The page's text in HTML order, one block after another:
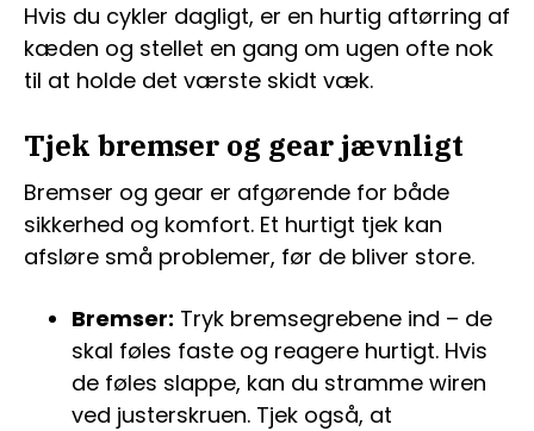
Hvis du cykler dagligt, er en hurtig aftørring af
kæden og stellet en gang om ugen ofte nok
til at holde det værste skidt væk.
Tjek bremser og gear jævnligt
Bremser og gear er afgørende for både
sikkerhed og komfort. Et hurtigt tjek kan
afsløre små problemer, før de bliver store.
Bremser: Tryk bremsegrebene ind – de
skal føles faste og reagere hurtigt. Hvis
de føles slappe, kan du stramme wiren
ved justerskruen. Tjek også, at